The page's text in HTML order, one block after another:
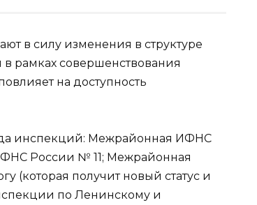
в силу изменения в структуре
рамках совершенствования
на доступность
инспекций: Межрайонная ИФНС
России № 11; Межрайонная
(которая получит новый статус и
по Ленинскому и